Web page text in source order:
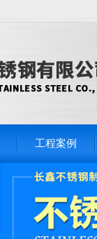
工程案例